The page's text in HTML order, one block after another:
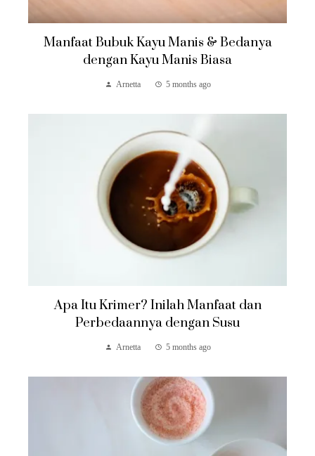
Manfaat Bubuk Kayu Manis & Bedanya
dengan Kayu Manis Biasa
Arnetta 5 months ago
Apa Itu Krimer? Inilah Manfaat dan
Perbedaannya dengan Susu
Arnetta 5 months ago